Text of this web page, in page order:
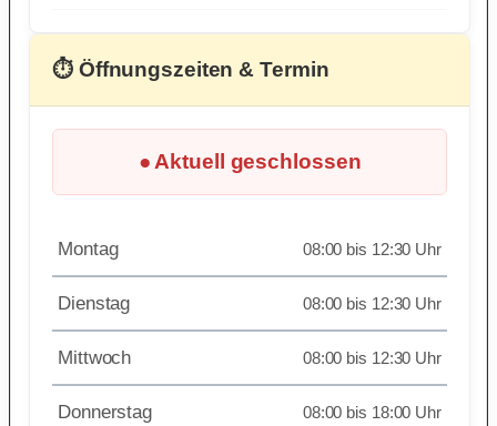
⏱ Öffnungszeiten & Termin
● Aktuell geschlossen
Montag 08:00 bis 12:30 Uhr
Dienstag 08:00 bis 12:30 Uhr
Mittwoch 08:00 bis 12:30 Uhr
Donnerstag 08:00 bis 18:00 Uhr